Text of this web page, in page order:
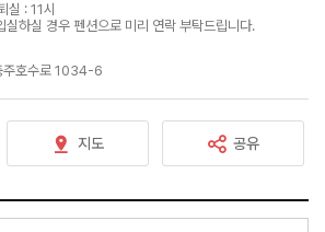
실 : 11시
하실 경우 펜션으로 미리 연락 부탁드립니다.
주호수로 1034-6
지도 공유